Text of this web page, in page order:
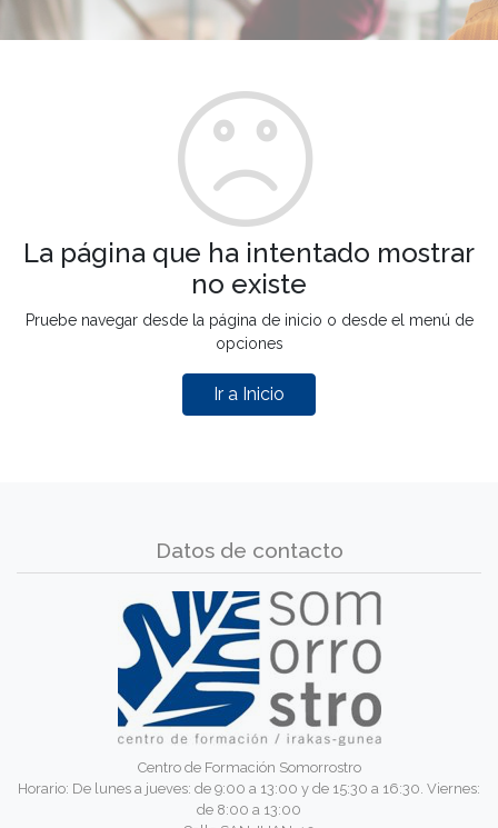
La página que ha intentado mostrar
no existe
Pruebe navegar desde la página de inicio o desde el menú de
opciones
Ir a Inicio
Datos de contacto
Centro de Formación Somorrostro
Horario: De lunes a jueves: de 9:00 a 13:00 y de 15:30 a 16:30. Viernes:
de 8:00 a 13:00